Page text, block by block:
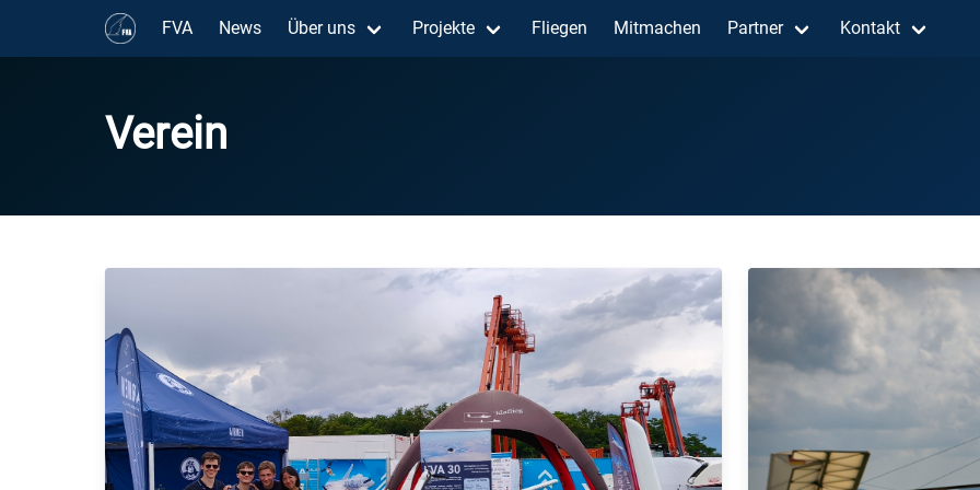
FVA News Über uns Projekte Fliegen Mitmachen Partner Kontakt
Verein